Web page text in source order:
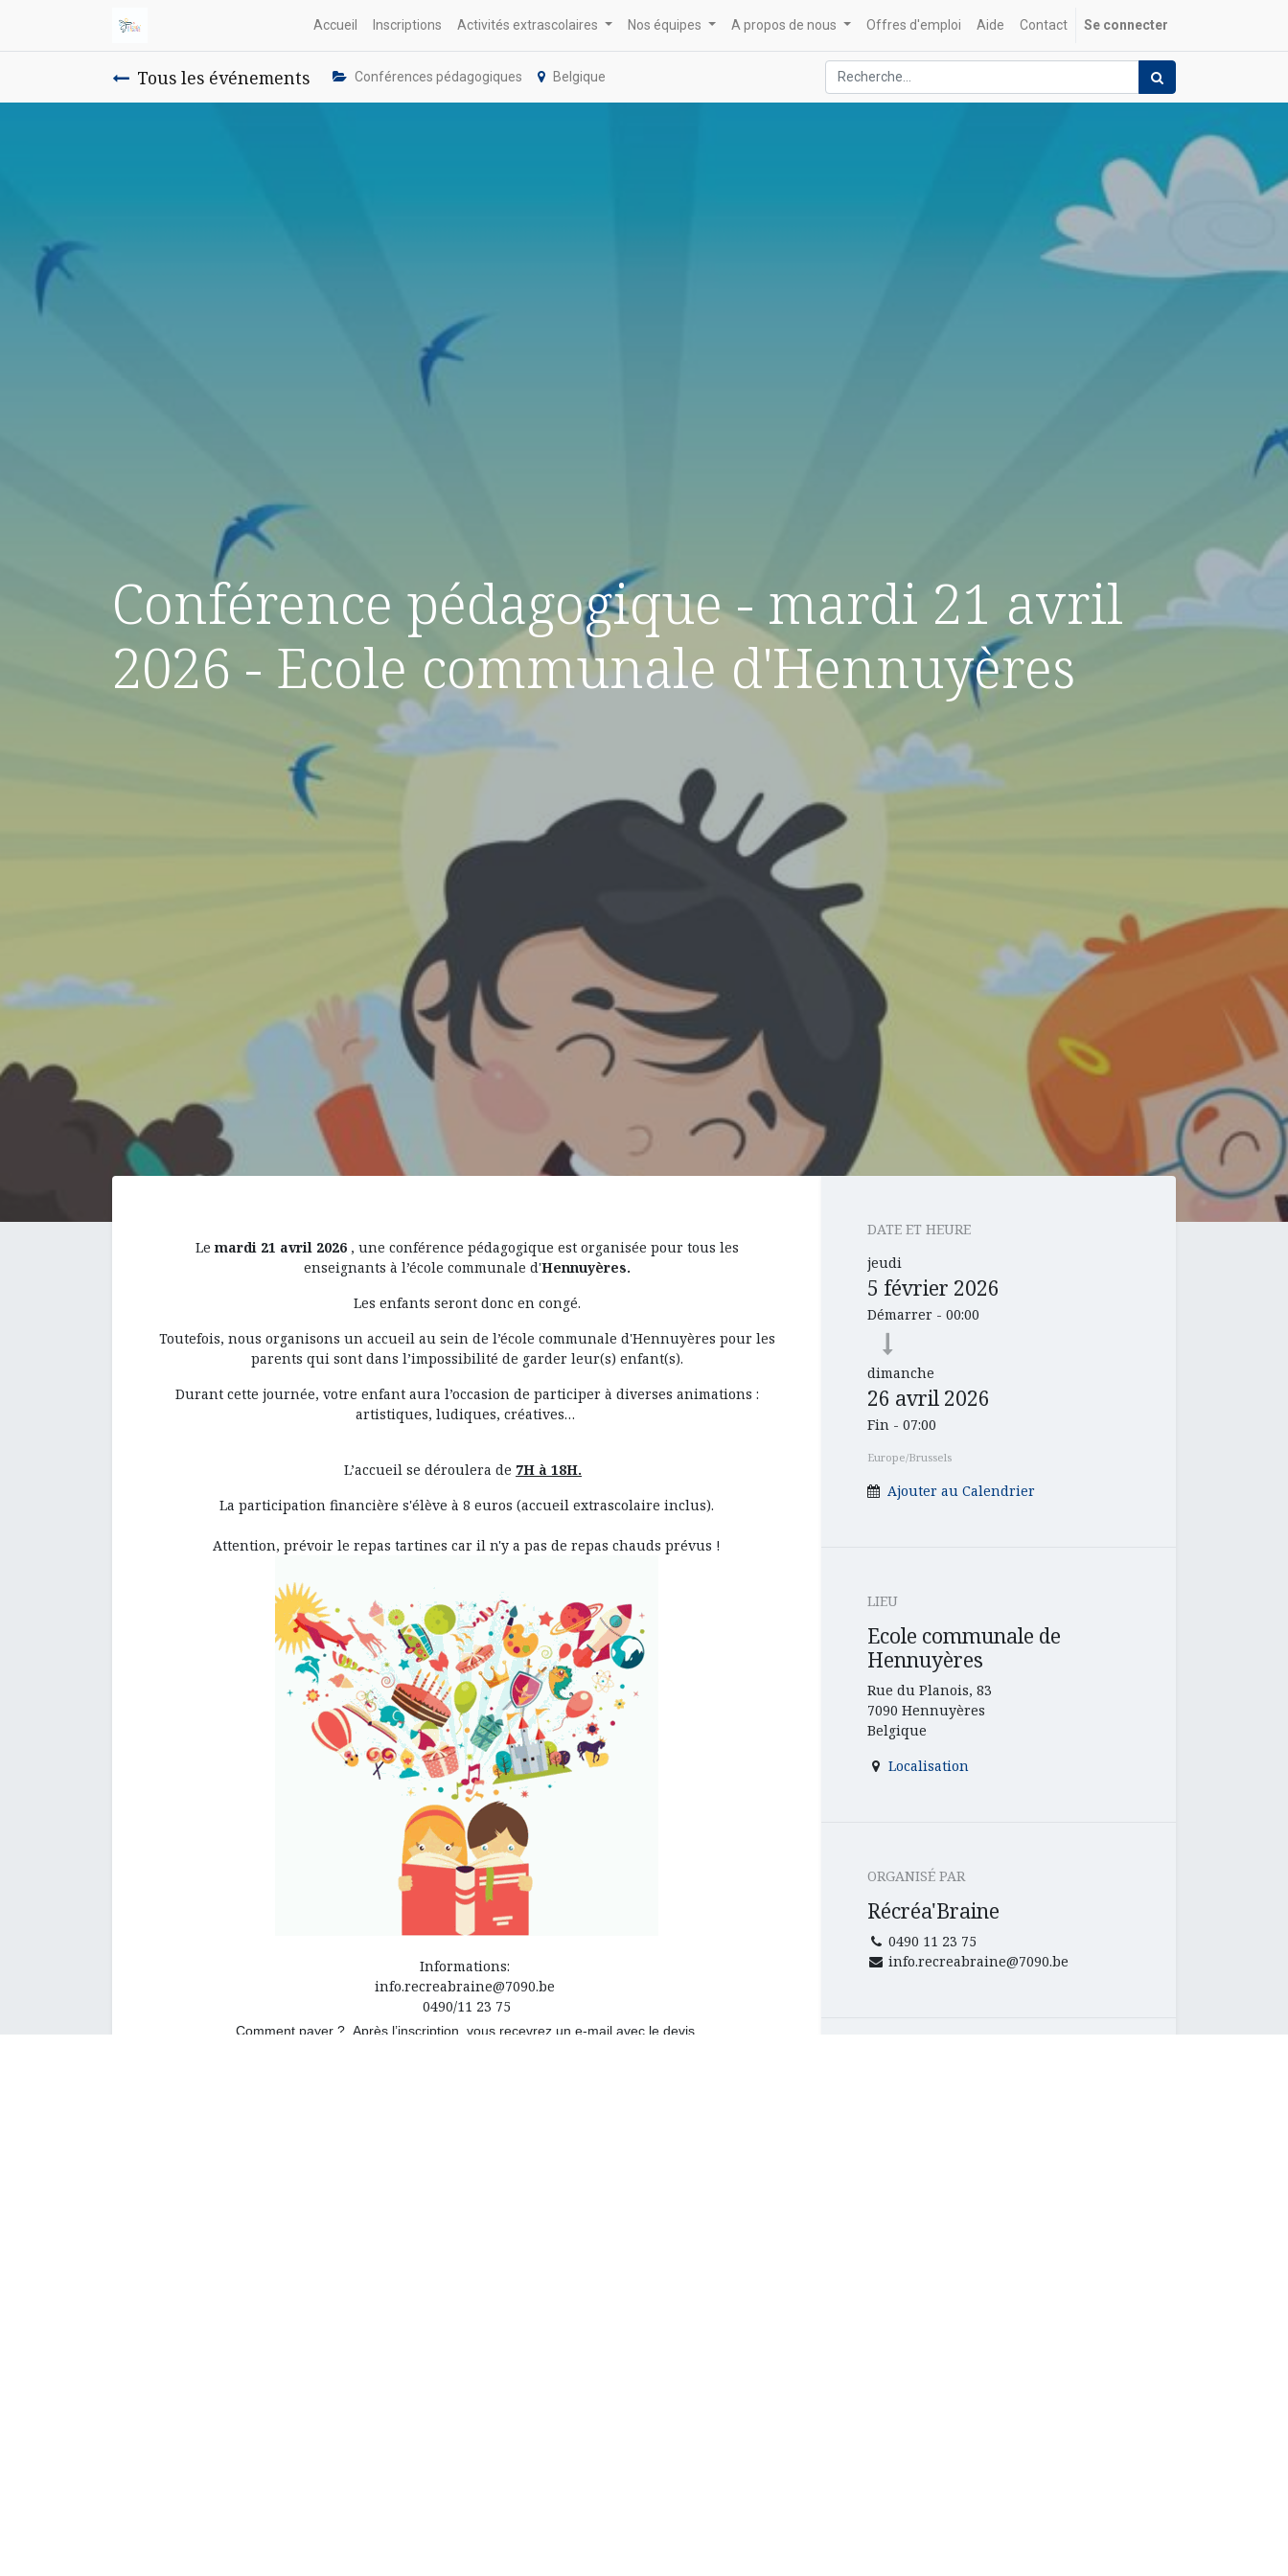
Accueil Inscriptions Activités extrascolaires Nos équipes A propos de nous Offres d'emploi Aide Contact Se connecter
Tous les événements Conférences pédagogiques Belgique
Conférence pédagogique - mardi 21 avril
2026 - Ecole communale d'Hennuyères
Le mardi 21 avril 2026 , une conférence pédagogique est organisée pour tous les
enseignants à l’école communale d'Hennuyères.
Les enfants seront donc en congé.
Toutefois, nous organisons un accueil au sein de l’école communale d'Hennuyères pour les
parents qui sont dans l’impossibilité de garder leur(s) enfant(s).
Durant cette journée, votre enfant aura l’occasion de participer à diverses animations :
artistiques, ludiques, créatives…
L’accueil se déroulera de 7H à 18H.
La participation financière s'élève à 8 euros (accueil extrascolaire inclus).
Attention, prévoir le repas tartines car il n'y a pas de repas chauds prévus !
Informations:
info.recreabraine@7090.be
0490/11 23 75
Comment payer ? Après l’inscription, vous recevrez un e-mail avec le devis.
DATE ET HEURE
jeudi
5 février 2026
Démarrer - 00:00
dimanche
26 avril 2026
Fin - 07:00
Europe/Brussels
Ajouter au Calendrier
LIEU
Ecole communale de
Hennuyères
Rue du Planois, 83
7090 Hennuyères
Belgique
Localisation
ORGANISÉ PAR
Récréa'Braine
0490 11 23 75
info.recreabraine@7090.be